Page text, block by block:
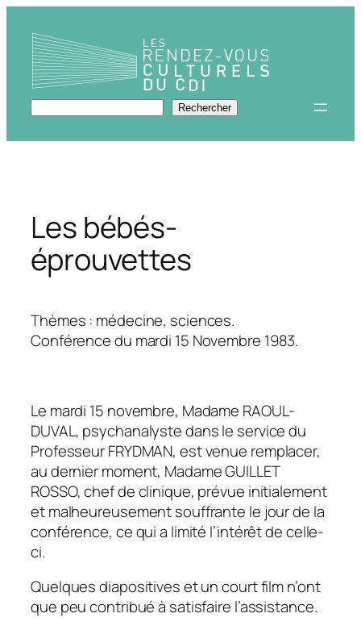
contenu
Rechercher Rechercher
Les bébés-
éprouvettes
Thèmes : médecine, sciences.
Conférence du mardi 15 Novembre 1983.
Le mardi 15 novembre, Madame RAOUL-
DUVAL, psychanalyste dans le service du
Professeur FRYDMAN, est venue remplacer,
au dernier moment, Madame GUILLET
ROSSO, chef de clinique, prévue initialement
et malheureusement souffrante le jour de la
conférence, ce qui a limité l’intérêt de celle-
ci.
Quelques diapositives et un court film n’ont
que peu contribué à satisfaire l’assistance.